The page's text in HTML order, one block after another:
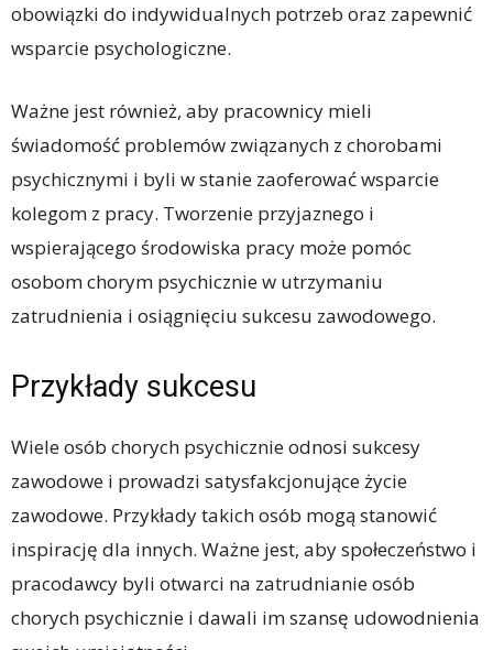
obowiązki do indywidualnych potrzeb oraz zapewnić
wsparcie psychologiczne.
Ważne jest również, aby pracownicy mieli
świadomość problemów związanych z chorobami
psychicznymi i byli w stanie zaoferować wsparcie
kolegom z pracy. Tworzenie przyjaznego i
wspierającego środowiska pracy może pomóc
osobom chorym psychicznie w utrzymaniu
zatrudnienia i osiągnięciu sukcesu zawodowego.
Przykłady sukcesu
Wiele osób chorych psychicznie odnosi sukcesy
zawodowe i prowadzi satysfakcjonujące życie
zawodowe. Przykłady takich osób mogą stanowić
inspirację dla innych. Ważne jest, aby społeczeństwo i
pracodawcy byli otwarci na zatrudnianie osób
chorych psychicznie i dawali im szansę udowodnienia